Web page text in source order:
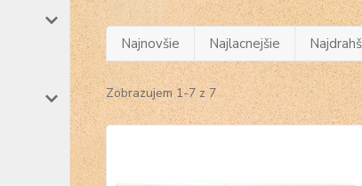
Najnovšie Najlacnejšie
Zobrazujem 1-7 z 7